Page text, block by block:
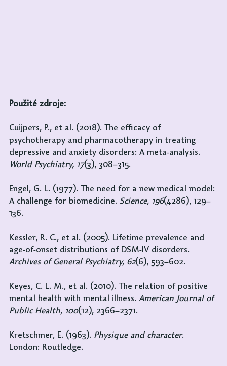
Použité zdroje:
Cuijpers, P., et al. (2018). The efficacy of
psychotherapy and pharmacotherapy in treating
depressive and anxiety disorders: A meta-analysis.
World Psychiatry, 17(3), 308–315.
Engel, G. L. (1977). The need for a new medical model:
A challenge for biomedicine. Science, 196(4286), 129–
136.
Kessler, R. C., et al. (2005). Lifetime prevalence and
age-of-onset distributions of DSM-IV disorders.
Archives of General Psychiatry, 62(6), 593–602.
Keyes, C. L. M., et al. (2010). The relation of positive
mental health with mental illness. American Journal of
Public Health, 100(12), 2366–2371.
Kretschmer, E. (1963). Physique and character.
London: Routledge.